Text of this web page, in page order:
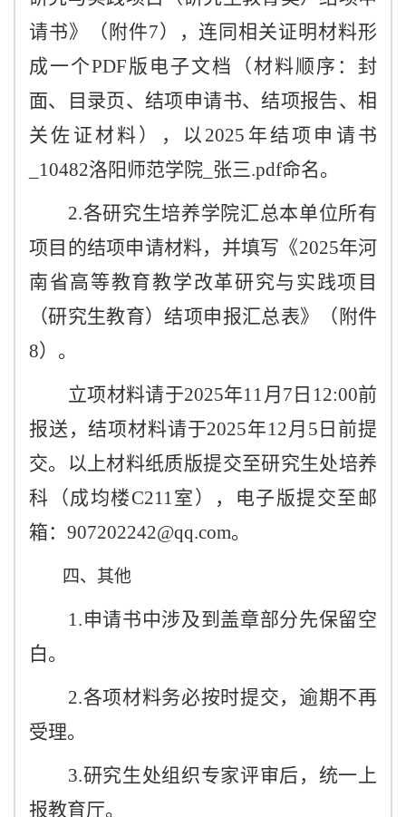
请书》（附件7），连同相关证明材料形
成一个PDF版电子文档（材料顺序：封
面、目录页、结项申请书、结项报告、相
关佐证材料），以2025年结项申请书
_10482洛阳师范学院_张三.pdf命名。
2.各研究生培养学院汇总本单位所有
项目的结项申请材料，并填写《2025年河
南省高等教育教学改革研究与实践项目
（研究生教育）结项申报汇总表》（附件
8）。
立项材料请于2025年11月7日12:00前
报送，结项材料请于2025年12月5日前提
交。以上材料纸质版提交至研究生处培养
科（成均楼C211室），电子版提交至邮
箱： 907202242@qq.com。
四、其他
1.申请书中涉及到盖章部分先保留空
白。
2.各项材料务必按时提交，逾期不再
受理。
3.研究生处组织专家评审后，统一上
报教育厅。